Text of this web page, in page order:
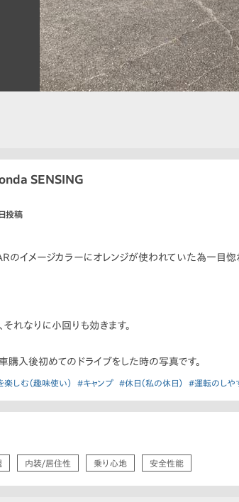
SENSING
投稿
のイメージカラーにオレンジが使われていた為一目惚
れなりに小回りも効きます。
購入後初めてのドライブをした時の写真です。
しむ（趣味使い） #キャンプ #休日（私の休日） #運転のしや
内装/居住性 乗り心地 安全性能